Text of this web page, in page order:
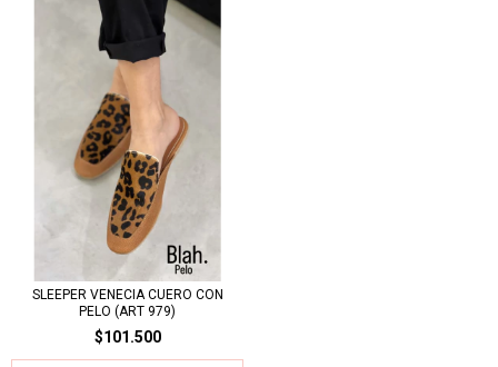
SLEEPER VENECIA CUERO CON
PELO (ART 979)
$101.500